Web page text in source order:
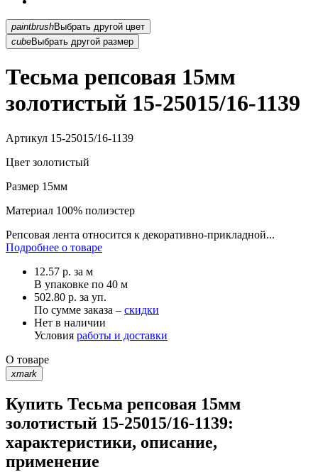
paintbrush
Выбрать другой цвет
cubeВыбрать другой размер
Тесьма репсовая 15мм
золотистый 15-25015/16-1139
Артикул 15-25015/16-1139
Цвет золотистый
Размер 15мм
Материал 100% полиэстер
Репсовая лента относится к декоративно-прикладной...
Подробнее о товаре
12.57 р. за м
В упаковке по 40 м
502.80 р. за уп.
По сумме заказа – скидки
Нет в наличии
Условия работы и доставки
О товаре
xmark
Купить Тесьма репсовая 15мм
золотистый 15-25015/16-1139:
характеристики, описание,
применение